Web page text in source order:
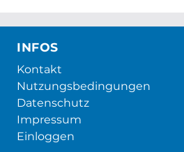
INFOS
Kontakt
Nutzungsbedingungen
Datenschutz
Impressum
Einloggen